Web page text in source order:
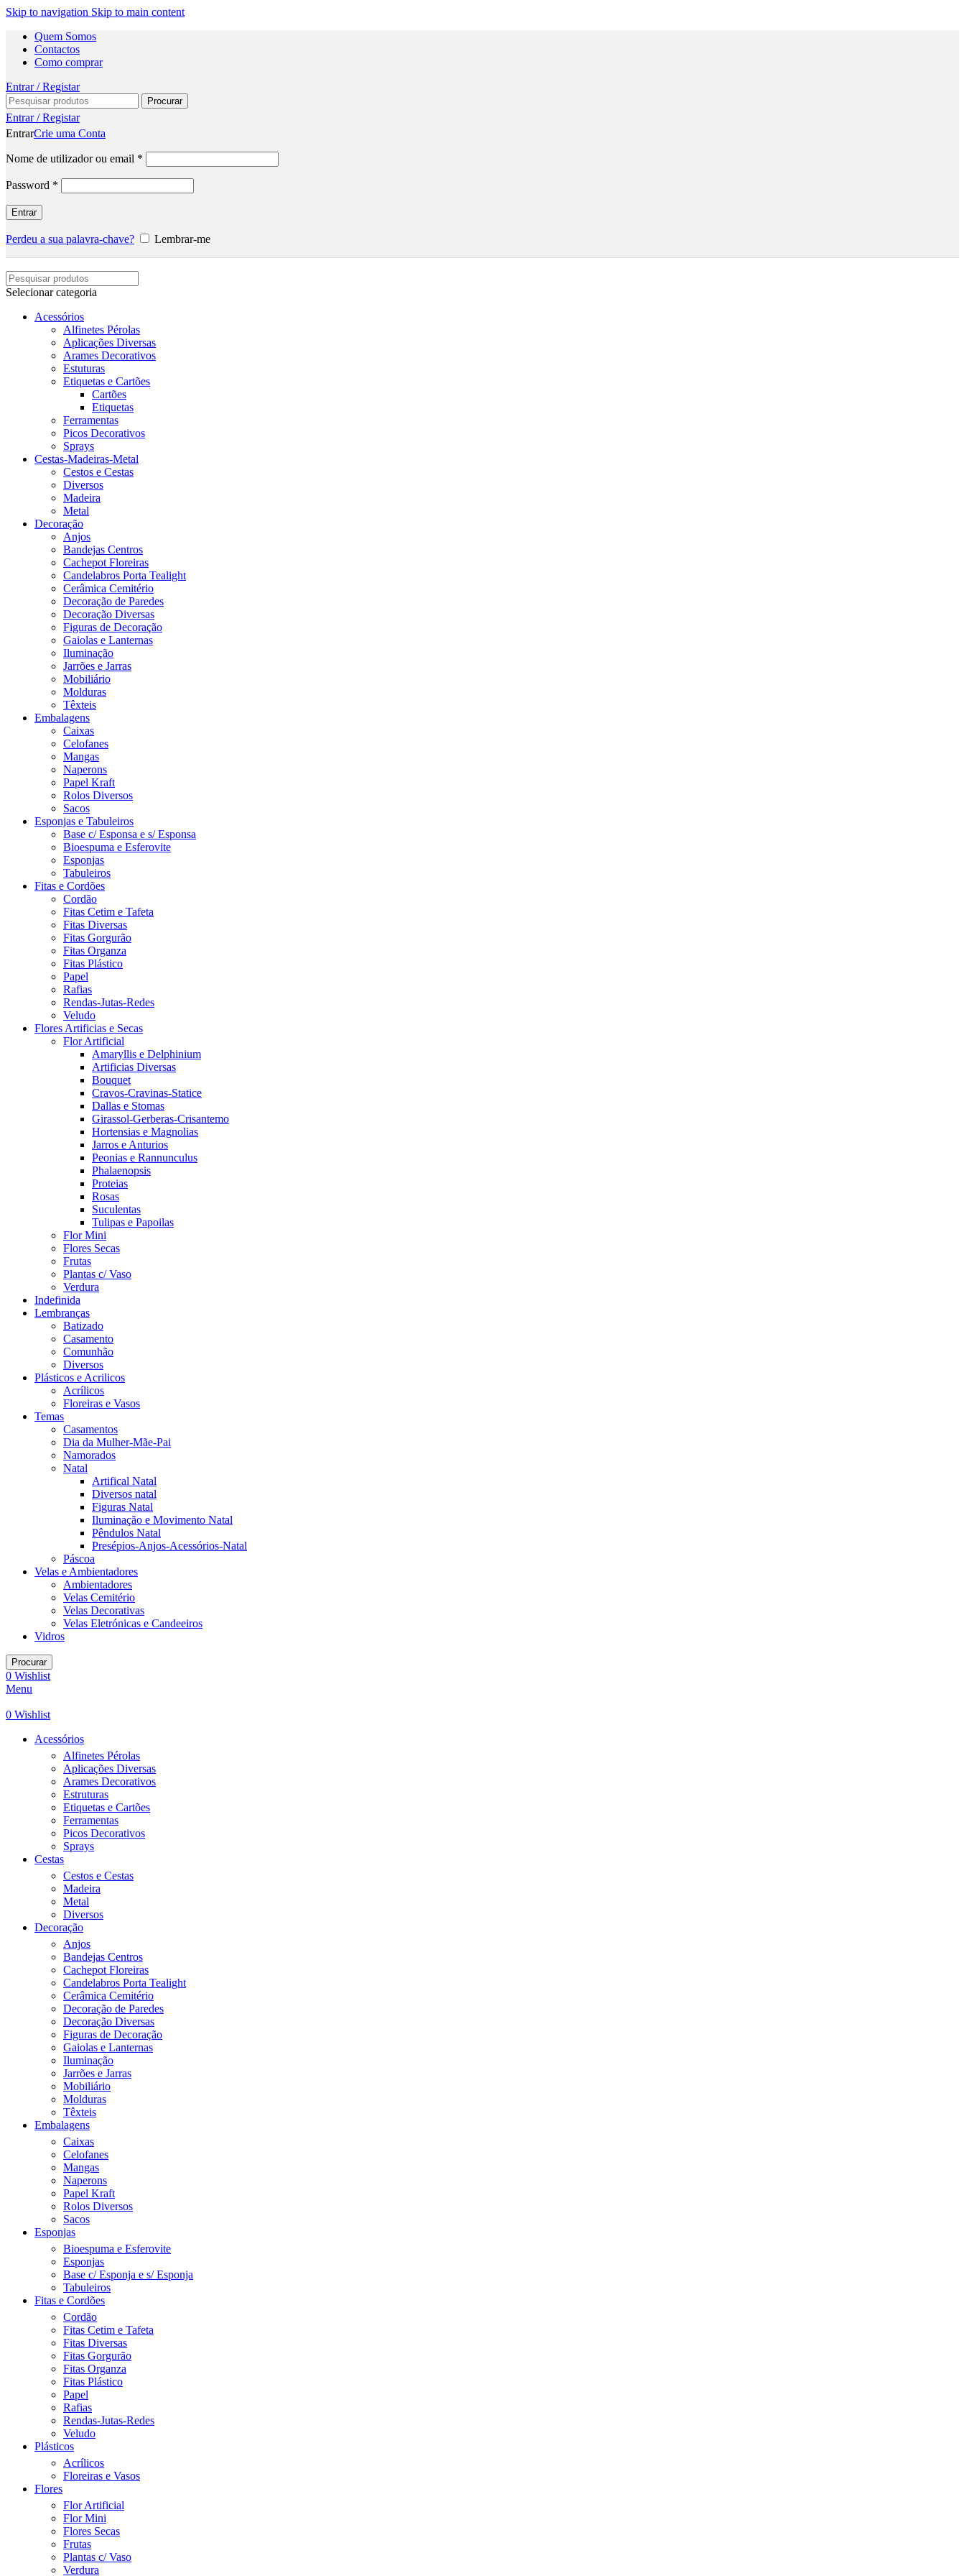
Skip to navigation Skip to main content
Quem Somos
Contactos
Como comprar
Entrar / Registar
Procurar
Entrar / Registar
EntrarCrie uma Conta
Nome de utilizador ou email *
Password *
Entrar
Perdeu a sua palavra-chave? Lembrar-me
Selecionar categoria
Acessórios
Alfinetes Pérolas
Aplicações Diversas
Arames Decorativos
Estuturas
Etiquetas e Cartões
Cartões
Etiquetas
Ferramentas
Picos Decorativos
Sprays
Cestas-Madeiras-Metal
Cestos e Cestas
Diversos
Madeira
Metal
Decoração
Anjos
Bandejas Centros
Cachepot Floreiras
Candelabros Porta Tealight
Cerâmica Cemitério
Decoração de Paredes
Decoração Diversas
Figuras de Decoração
Gaiolas e Lanternas
Iluminação
Jarrões e Jarras
Mobiliário
Molduras
Têxteis
Embalagens
Caixas
Celofanes
Mangas
Naperons
Papel Kraft
Rolos Diversos
Sacos
Esponjas e Tabuleiros
Base c/ Esponsa e s/ Esponsa
Bioespuma e Esferovite
Esponjas
Tabuleiros
Fitas e Cordões
Cordão
Fitas Cetim e Tafeta
Fitas Diversas
Fitas Gorgurão
Fitas Organza
Fitas Plástico
Papel
Rafias
Rendas-Jutas-Redes
Veludo
Flores Artificias e Secas
Flor Artificial
Amaryllis e Delphinium
Artificias Diversas
Bouquet
Cravos-Cravinas-Statice
Dallas e Stomas
Girassol-Gerberas-Crisantemo
Hortensias e Magnolias
Jarros e Anturios
Peonias e Rannunculus
Phalaenopsis
Proteias
Rosas
Suculentas
Tulipas e Papoilas
Flor Mini
Flores Secas
Frutas
Plantas c/ Vaso
Verdura
Indefinida
Lembranças
Batizado
Casamento
Comunhão
Diversos
Plásticos e Acrilicos
Acrílicos
Floreiras e Vasos
Temas
Casamentos
Dia da Mulher-Mãe-Pai
Namorados
Natal
Artifical Natal
Diversos natal
Figuras Natal
Iluminação e Movimento Natal
Pêndulos Natal
Presépios-Anjos-Acessórios-Natal
Páscoa
Velas e Ambientadores
Ambientadores
Velas Cemitério
Velas Decorativas
Velas Eletrónicas e Candeeiros
Vidros
Procurar
0 Wishlist
Menu
0 Wishlist
Acessórios
Alfinetes Pérolas
Aplicações Diversas
Arames Decorativos
Estruturas
Etiquetas e Cartões
Ferramentas
Picos Decorativos
Sprays
Cestas
Cestos e Cestas
Madeira
Metal
Diversos
Decoração
Anjos
Bandejas Centros
Cachepot Floreiras
Candelabros Porta Tealight
Cerâmica Cemitério
Decoração de Paredes
Decoração Diversas
Figuras de Decoração
Gaiolas e Lanternas
Iluminação
Jarrões e Jarras
Mobiliário
Molduras
Têxteis
Embalagens
Caixas
Celofanes
Mangas
Naperons
Papel Kraft
Rolos Diversos
Sacos
Esponjas
Bioespuma e Esferovite
Esponjas
Base c/ Esponja e s/ Esponja
Tabuleiros
Fitas e Cordões
Cordão
Fitas Cetim e Tafeta
Fitas Diversas
Fitas Gorgurão
Fitas Organza
Fitas Plástico
Papel
Rafias
Rendas-Jutas-Redes
Veludo
Plásticos
Acrílicos
Floreiras e Vasos
Flores
Flor Artificial
Flor Mini
Flores Secas
Frutas
Plantas c/ Vaso
Verdura